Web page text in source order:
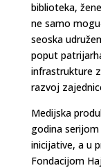
biblioteka,
ne samo
seoska
poput
infrastrukture
razvoj
Medijska
godina
inicijative, a u
Fondacijom